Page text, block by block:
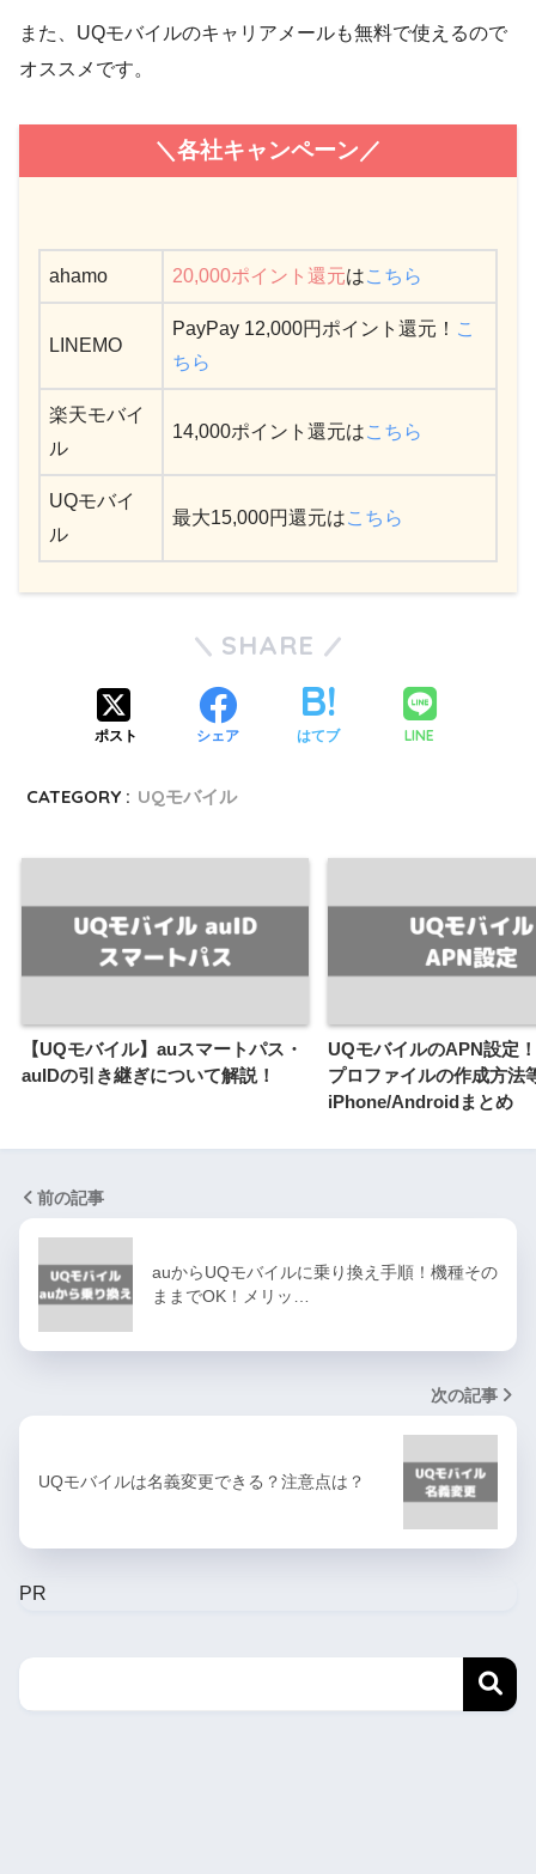
また、UQモバイルのキャリアメールも無料で使えるので
オススメです。
＼各社キャンペーン／
ahamo 20,000ポイント還元はこちら
LINEMO
PayPay 12,000円ポイント還元！ こ
ちら
楽天モバイ
ル
14,000ポイント還元はこちら
UQモバイ
ル
最大15,000円還元はこちら
SHARE
ポスト シェア はてブ LINE
CATEGORY : UQモバイル
【UQモバイル】auスマートパス・
auIDの引き継ぎについて解説！
UQモバイルのAPN設定
プロファイルの作成方法
iPhone/Androidまとめ
前の記事
auからUQモバイルに乗り換え手順！機種その
ままでOK！メリッ…
次の記事
UQモバイルは名義変更できる？注意点は？
PR